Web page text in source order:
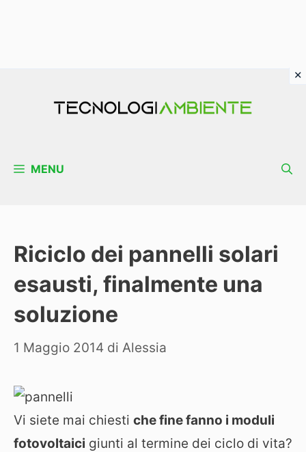
MENU
Riciclo dei pannelli solari
esausti, finalmente una
soluzione
1 Maggio 2014 di Alessia
Vi siete mai chiesti che fine fanno i moduli
fotovoltaici giunti al termine dei ciclo di vita?